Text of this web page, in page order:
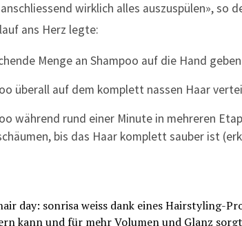
wirklich alles auszuspülen», so
ans Herz legte:
Menge an Shampoo auf die Hand
überall auf dem komplett nassen Haar
während rund einer Minute in mehreren
bis das Haar komplett sauber ist